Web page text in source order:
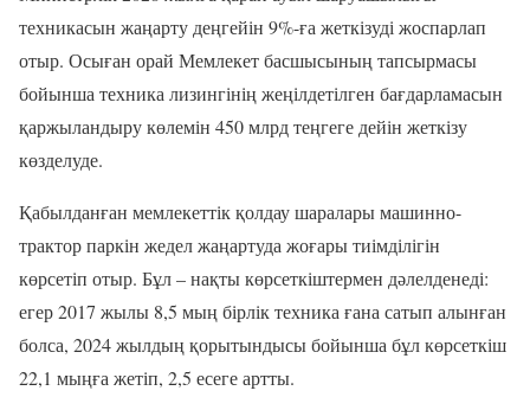
техникасын жаңарту деңгейін 9%-ға жеткізуді жоспарлап
отыр. Осыған орай Мемлекет басшысының тапсырмасы
бойынша техника лизингінің жеңілдетілген бағдарламасын
қаржыландыру көлемін 450 млрд теңгеге дейін жеткізу
көзделуде.
Қабылданған мемлекеттік қолдау шаралары машинно-
трактор паркін жедел жаңартуда жоғары тиімділігін
көрсетіп отыр. Бұл – нақты көрсеткіштермен дәлелденеді:
егер 2017 жылы 8,5 мың бірлік техника ғана сатып алынған
болса, 2024 жылдың қорытындысы бойынша бұл көрсеткіш
22,1 мыңға жетіп, 2,5 есеге артты.